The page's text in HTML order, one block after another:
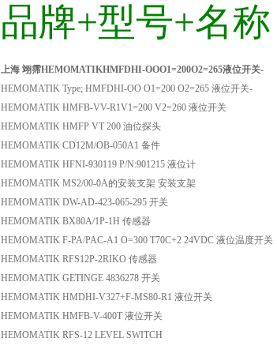
品牌+型号+名称
上海 翊霈HEMOMATIKHMFDHI-OOO1=200O2=265液位开关-
HEMOMATIK Type; HMFDHI-OO O1=200 O2=265 液位开关-
HEMOMATIK HMFB-VV-R1V1=200 V2=260 液位开关
HEMOMATIK HMFP VT 200 油位探头
HEMOMATIK CD12M/OB-050A1 备件
HEMOMATIK HFNI-930119 P/N:901215 液位计
HEMOMATIK MS2/00-0A的安装支架 安装支架
HEMOMATIK DW-AD-423-065-295 开关
HEMOMATIK BX80A/1P-1H 传感器
HEMOMATIK F-PA/PAC-A1 O=300 T70C+2 24VDC 液位温度开关
HEMOMATIK RFS12P-2RIKO 传感器
HEMOMATIK GETINGE 4836278 开关
HEMOMATIK HMDHI-V327+F-MS80-R1 液位开关
HEMOMATIK HMFB-V-400T 液位开关
HEMOMATIK RFS-12 LEVEL SWITCH